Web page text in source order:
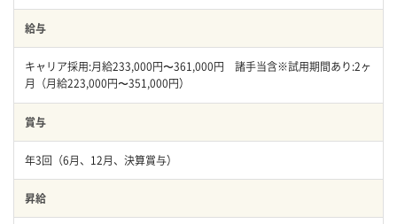
給与
キャリア採用:月給233,000円〜361,000円 諸手当含※試用期間あり:2ヶ
月（月給223,000円〜351,000円）
賞与
年3回（6月、12月、決算賞与）
昇給